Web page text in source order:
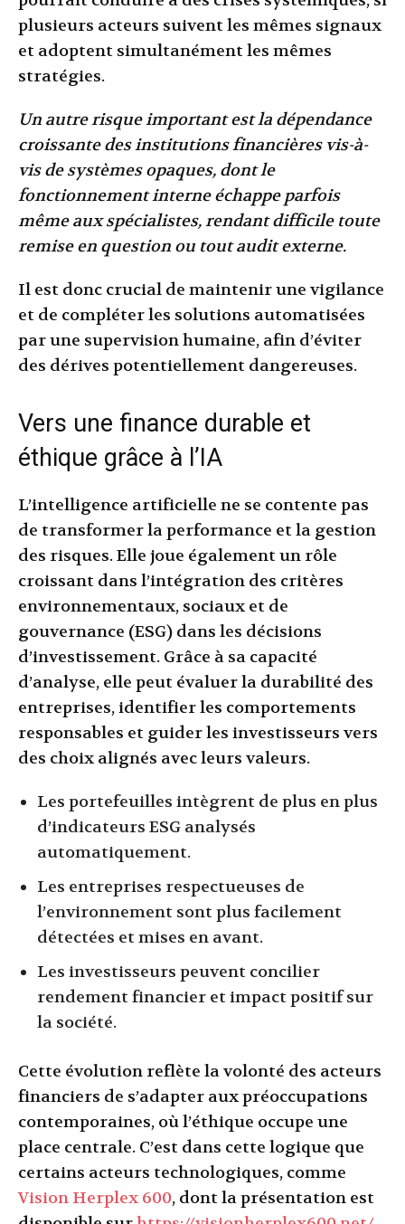
plusieurs acteurs suivent les mêmes signaux
et adoptent simultanément les mêmes
stratégies.
Un autre risque important est la dépendance
croissante des institutions financières vis-à-
vis de systèmes opaques, dont le
fonctionnement interne échappe parfois
même aux spécialistes, rendant difficile toute
remise en question ou tout audit externe.
Il est donc crucial de maintenir une vigilance
et de compléter les solutions automatisées
par une supervision humaine, afin d’éviter
des dérives potentiellement dangereuses.
Vers une finance durable et
éthique grâce à l’IA
L’intelligence artificielle ne se contente pas
de transformer la performance et la gestion
des risques. Elle joue également un rôle
croissant dans l’intégration des critères
environnementaux, sociaux et de
gouvernance (ESG) dans les décisions
d’investissement. Grâce à sa capacité
d’analyse, elle peut évaluer la durabilité des
entreprises, identifier les comportements
responsables et guider les investisseurs vers
des choix alignés avec leurs valeurs.
Les portefeuilles intègrent de plus en plus
d’indicateurs ESG analysés
automatiquement.
Les entreprises respectueuses de
l’environnement sont plus facilement
détectées et mises en avant.
Les investisseurs peuvent concilier
rendement financier et impact positif sur
la société.
Cette évolution reflète la volonté des acteurs
financiers de s’adapter aux préoccupations
contemporaines, où l’éthique occupe une
place centrale. C’est dans cette logique que
certains acteurs technologiques, comme
Vision Herplex 600, dont la présentation est